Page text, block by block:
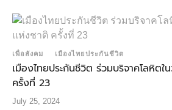
เพื่อสังคม เมืองไทยประกันชีวิต
เมืองไทยประกันชีวิต ร่วมบริจาคโลหิต
ครั้งที่ 23
July 25, 2024